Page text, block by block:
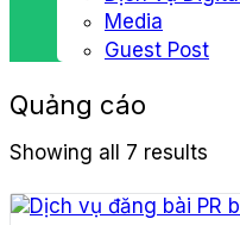
Media
Guest Post
Quảng cáo
Showing all 7 results